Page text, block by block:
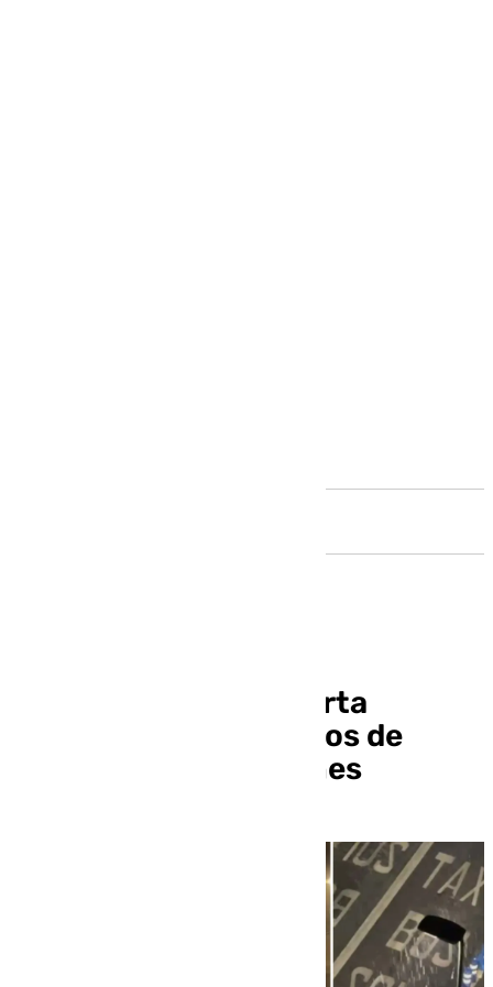
Málaga despide la alerta
naranja con 10 minutos de
fuertes precipitaciones